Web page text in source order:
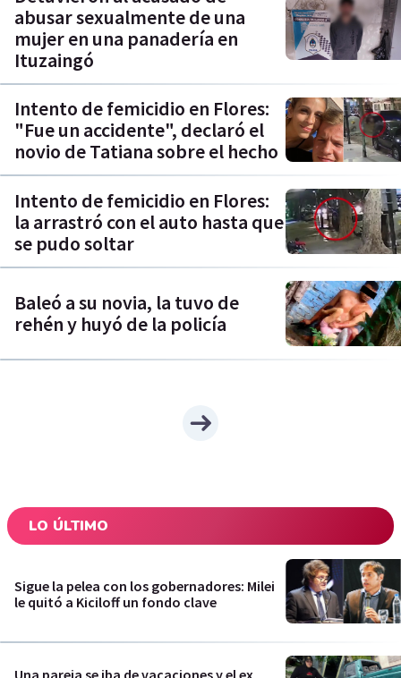
abusar sexualmente de una
mujer en una panadería en
Ituzaingó
Intento de femicidio en Flores:
"Fue un accidente", declaró el
novio de Tatiana sobre el hecho
Intento de femicidio en Flores:
la arrastró con el auto hasta que
se pudo soltar
Baleó a su novia, la tuvo de
rehén y huyó de la policía
LO ÚLTIMO
Sigue la pelea con los gobernadores: Milei
le quitó a Kiciloff un fondo clave